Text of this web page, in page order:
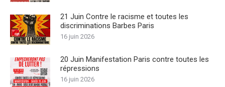
21 Juin Contre le racisme et toutes les
discriminations Barbes Paris
16 juin 2026
20 Juin Manifestation Paris contre toutes les
répressions
16 juin 2026